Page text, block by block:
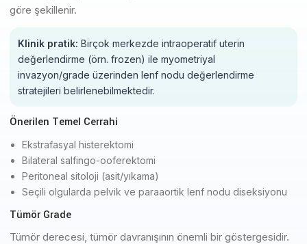
göre şekillenir.
Klinik pratik: Birçok merkezde intraoperatif uterin
değerlendirme (örn. frozen) ile myometriyal
invazyon/grade üzerinden lenf nodu değerlendirme
stratejileri belirlenebilmektedir.
Önerilen Temel Cerrahi
Ekstrafasyal histerektomi
Bilateral salfingo-ooferektomi
Peritoneal sitoloji (asit/yıkama)
Seçili olgularda pelvik ve paraaortik lenf nodu diseksiyonu
Tümör Grade
Tümör derecesi, tümör davranışının önemli bir göstergesidir.